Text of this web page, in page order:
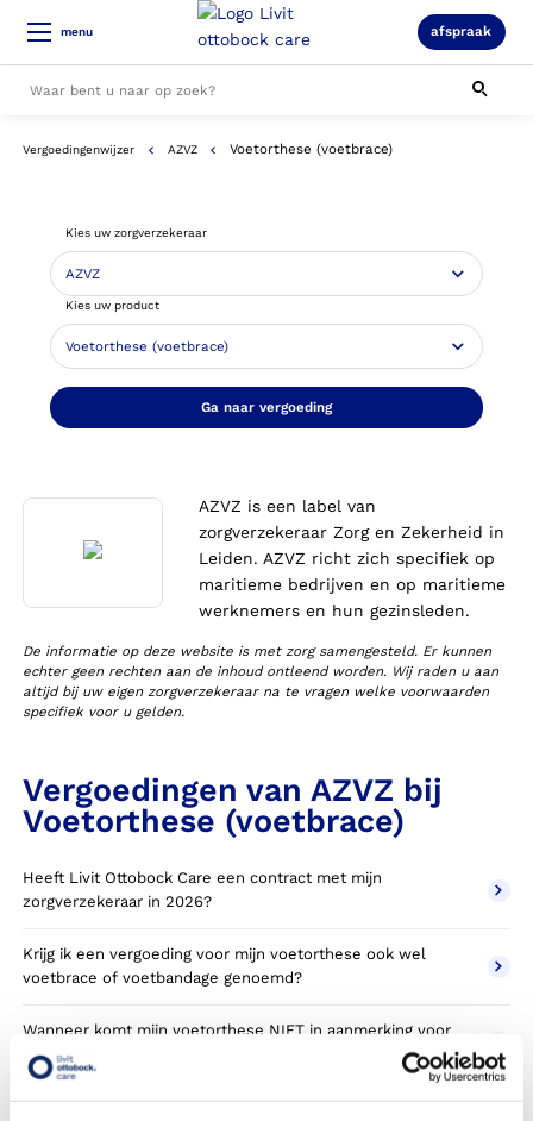
menu afspraak
Alle resultaten
Vergoedingenwijzer AZVZ Voetorthese (voetbrace)
Kies uw zorgverzekeraar
Kies uw product
Ga naar vergoeding
AZVZ is een label van
zorgverzekeraar Zorg en Zekerheid in
Leiden. AZVZ richt zich specifiek op
maritieme bedrijven en op maritieme
werknemers en hun gezinsleden.
De informatie op deze website is met zorg samengesteld. Er kunnen
echter geen rechten aan de inhoud ontleend worden. Wij raden u aan
altijd bij uw eigen zorgverzekeraar na te vragen welke voorwaarden
specifiek voor u gelden.
Vergoedingen van AZVZ bij
Voetorthese (voetbrace)
Heeft Livit Ottobock Care een contract met mijn
zorgverzekeraar in 2026?
Krijg ik een vergoeding voor mijn voetorthese ook wel
voetbrace of voetbandage genoemd?
Wanneer komt mijn voetorthese NIET in aanmerking voor
vergoeding via mijn zorgverzekeraar?
Wordt mijn voetorthese vergoed uit de basisverzekering?